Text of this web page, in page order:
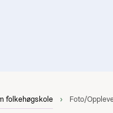
folkehøgskole Foto/